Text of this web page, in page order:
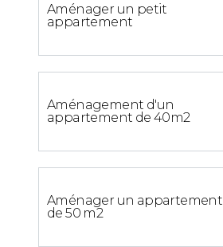
Aménager un petit
appartement
Aménagement d'un
appartement de 40m2
Aménager un appartement
de 50 m2